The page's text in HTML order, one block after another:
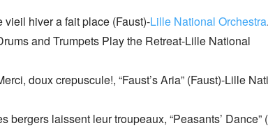
vieil hiver a fait place (Faust)-Lille National Orchestra
and Trumpets Play the Retreat-Lille National
doux crepuscule!, “Faust’s Aria” (Faust)-Lille
laissent leur troupeaux, “Peasants’ Dance”